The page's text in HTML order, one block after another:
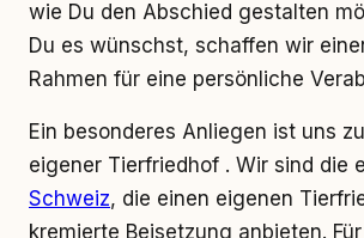
wie Du den Abschied gestalten
Du es wünschst, schaffen wir
Rahmen für eine persönliche
Ein besonderes Anliegen ist uns
eigener Tierfriedhof . Wir sind die
Schweiz, die einen eigenen
kremierte Beisetzung anbieten.